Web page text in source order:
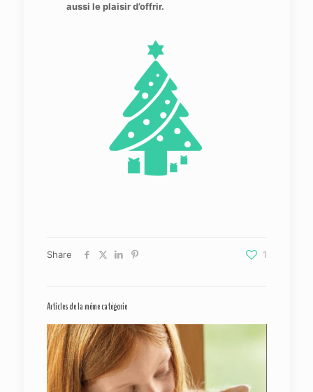
aussi le plaisir d’offrir.
Share 1
Articles de la même catégorie